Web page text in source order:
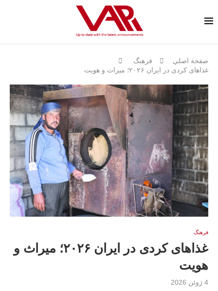
صفحة اصلي
فرهنگ
غذاهای کردی در ایران ۲۰۲۶؛ میراث و هويت
فرهنگ
غذاهای کردی در ایران ۲۰۲۶؛ میراث و
هويت
4 ژوئن 2026